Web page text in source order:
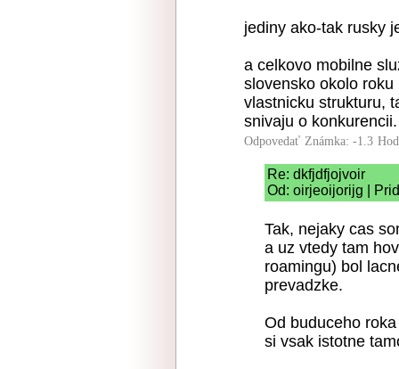
jediny ako-tak rusky
a celkovo mobilne
slovensko okolo
vlastnicku strukturu,
snivaju o konkurencii.
Odpovedať Známka: -1.3
Re: dkfjdfjojvoir
Od: oirjeoijorijg |
Tak, nejaky cas
a uz vtedy tam
roamingu) bol
prevadzke.
Od buduceho
si vsak istotne